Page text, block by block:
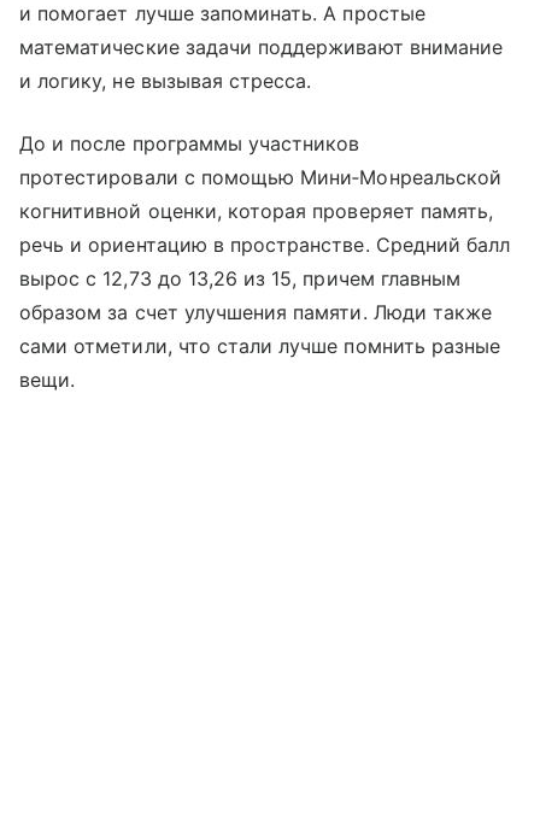
и помогает лучше запоминать. А простые
математические задачи поддерживают внимание
и логику, не вызывая стресса.
До и после программы участников
протестировали с помощью Мини‑Монреальской
когнитивной оценки, которая проверяет память,
речь и ориентацию в пространстве. Средний балл
вырос с 12,73 до 13,26 из 15, причем главным
образом за счет улучшения памяти. Люди также
сами отметили, что стали лучше помнить разные
вещи.